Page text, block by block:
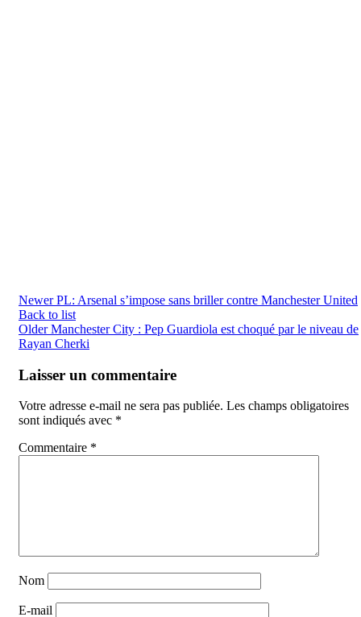
Newer PL: Arsenal s’impose sans briller contre Manchester United
Back to list
Older Manchester City : Pep Guardiola est choqué par le niveau de
Rayan Cherki
Laisser un commentaire
Votre adresse e-mail ne sera pas publiée. Les champs obligatoires
sont indiqués avec *
Commentaire *
Nom
E-mail